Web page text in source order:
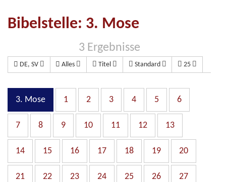
Bibelstelle: 3. Mose
3 Ergebnisse
DE, SV Alles Titel Standard 25
3. Mose 1 2 3 4 5 6
7 8 9 10 11 12 13
14 15 16 17 18 19 20
21 22 23 24 25 26 27